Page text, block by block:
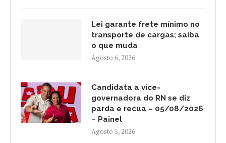
Lei garante frete mínimo no
transporte de cargas; saiba
o que muda
Agosto 6, 2026
Candidata a vice-
governadora do RN se diz
parda e recua – 05/08/2026
– Painel
Agosto 5, 2026